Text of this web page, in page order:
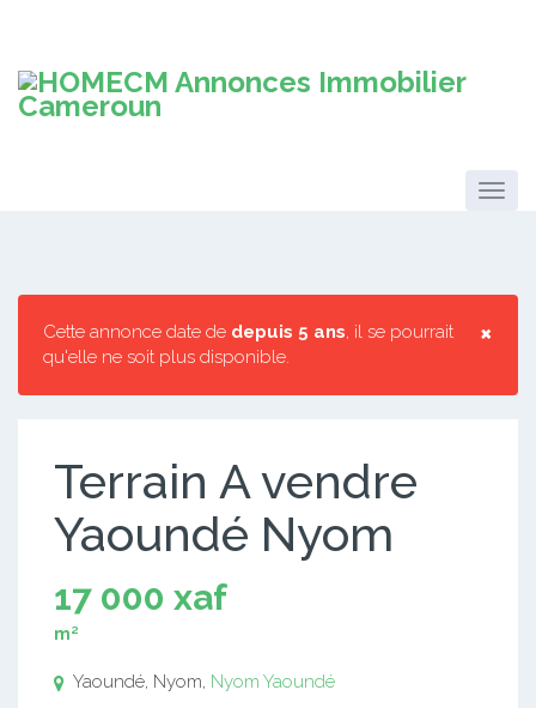
×
Cette annonce date de depuis 5 ans, il se pourrait
qu'elle ne soit plus disponible.
Terrain A vendre
Yaoundé Nyom
17 000 xaf
m²
Yaoundé, Nyom, Nyom Yaoundé